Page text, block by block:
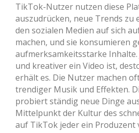
TikTok-Nutzer nutzen diese
auszudrücken, neue Trends zu
den sozialen Medien auf sich
machen, und sie konsumieren
aufmerksamkeitsstarke
und kreativer ein Video ist,
erhält es. Die Nutzer machen
trendiger Musik und Effekten.
probiert ständig neue Dinge
Mittelpunkt der Kultur des
auf TikTok jeder ein Produzent